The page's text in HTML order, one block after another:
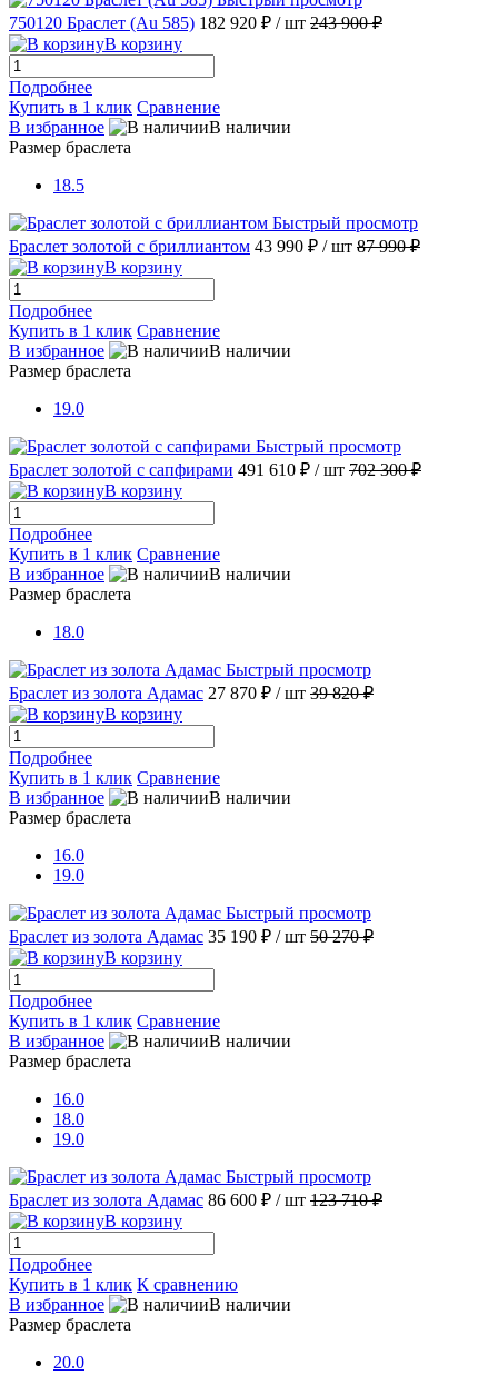
750120 Браслет (Au 585) 182 920 ₽ / шт 243 900 ₽
В корзину
Подробнее
Купить в 1 клик Сравнение
В избранное
В наличии
Размер браслета
18.5
Быстрый просмотр
Браслет золотой с бриллиантом 43 990 ₽ / шт 87 990 ₽
В корзину
Подробнее
Купить в 1 клик Сравнение
В избранное
В наличии
Размер браслета
19.0
Быстрый просмотр
Браслет золотой с сапфирами 491 610 ₽ / шт 702 300 ₽
В корзину
Подробнее
Купить в 1 клик Сравнение
В избранное
В наличии
Размер браслета
18.0
Быстрый просмотр
Браслет из золота Адамас 27 870 ₽ / шт 39 820 ₽
В корзину
Подробнее
Купить в 1 клик Сравнение
В избранное
В наличии
Размер браслета
16.0
19.0
Быстрый просмотр
Браслет из золота Адамас 35 190 ₽ / шт 50 270 ₽
В корзину
Подробнее
Купить в 1 клик Сравнение
В избранное
В наличии
Размер браслета
16.0
18.0
19.0
Быстрый просмотр
Браслет из золота Адамас 86 600 ₽ / шт 123 710 ₽
В корзину
Подробнее
Купить в 1 клик К сравнению
В избранное
В наличии
Размер браслета
20.0